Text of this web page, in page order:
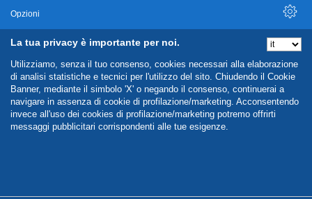
La tua privacy è importante per noi.
Utilizziamo, senza il tuo consenso, cookies necessari alla elaborazione
di analisi statistiche e tecnici per l'utilizzo del sito. Chiudendo il Cookie
Banner, mediante il simbolo 'X' o negando il consenso, continuerai a
navigare in assenza di cookie di profilazione/marketing. Acconsentendo
invece all'uso dei cookies di profilazione/marketing potremo offrirti
messaggi pubblicitari corrispondenti alle tue esigenze.
Opzioni
Nascondi Opzioni